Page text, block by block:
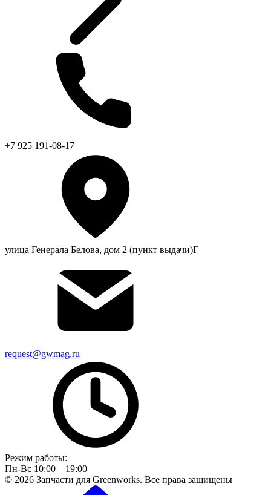
+7 925 191-08-17
улица Генерала Белова, дом 2 (пункт выдачи)Г
request@gwmag.ru
Режим работы:
Пн-Вс 10:00—19:00
© 2026 Запчасти для Greenworks. Все права защищены